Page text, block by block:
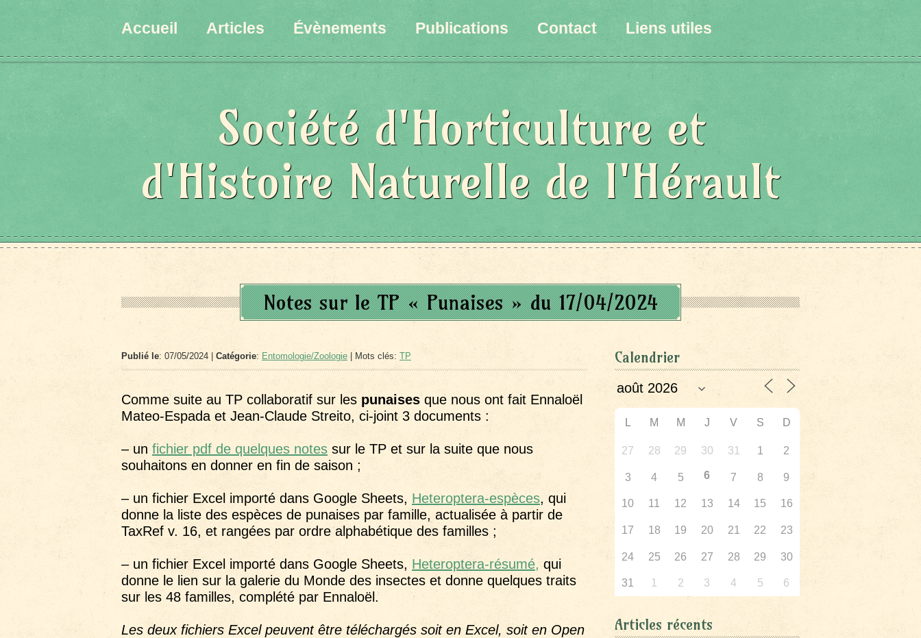
Accueil Articles Évènements Publications Contact Liens utiles
Société d'Horticulture et
d'Histoire Naturelle de l'Hérault
Notes sur le TP « Punaises » du 17/04/2024
Publié le: 07/05/2024 | Catégorie: Entomologie/Zoologie | Mots clés: TP
Comme suite au TP collaboratif sur les punaises que nous ont fait Ennaloël
Mateo-Espada et Jean-Claude Streito, ci-joint 3 documents :
– un fichier pdf de quelques notes sur le TP et sur la suite que nous
souhaitons en donner en fin de saison ;
– un fichier Excel importé dans Google Sheets, Heteroptera-espèces, qui
donne la liste des espèces de punaises par famille, actualisée à partir de
TaxRef v. 16, et rangées par ordre alphabétique des familles ;
– un fichier Excel importé dans Google Sheets, Heteroptera-résumé, qui
donne le lien sur la galerie du Monde des insectes et donne quelques traits
sur les 48 familles, complété par Ennaloël.
Les deux fichiers Excel peuvent être téléchargés soit en Excel, soit en Open
Calendrier
L M M J V S D
27 28 29 30 31 1 2
3 4 5 6 7 8 9
10 11 12 13 14 15 16
17 18 19 20 21 22 23
24 25 26 27 28 29 30
31 1 2 3 4 5 6
Articles récents